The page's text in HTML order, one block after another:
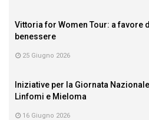
Vittoria for Women Tour: a favore
benessere
25 Giugno 2026
Iniziative per la Giornata
Linfomi e Mieloma
16 Giugno 2026